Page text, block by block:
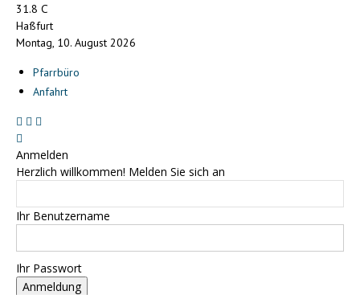
31.8 C
Haßfurt
Montag, 10. August 2026
Pfarrbüro
Anfahrt
Anmelden
Herzlich willkommen! Melden Sie sich an
Ihr Benutzername
Ihr Passwort